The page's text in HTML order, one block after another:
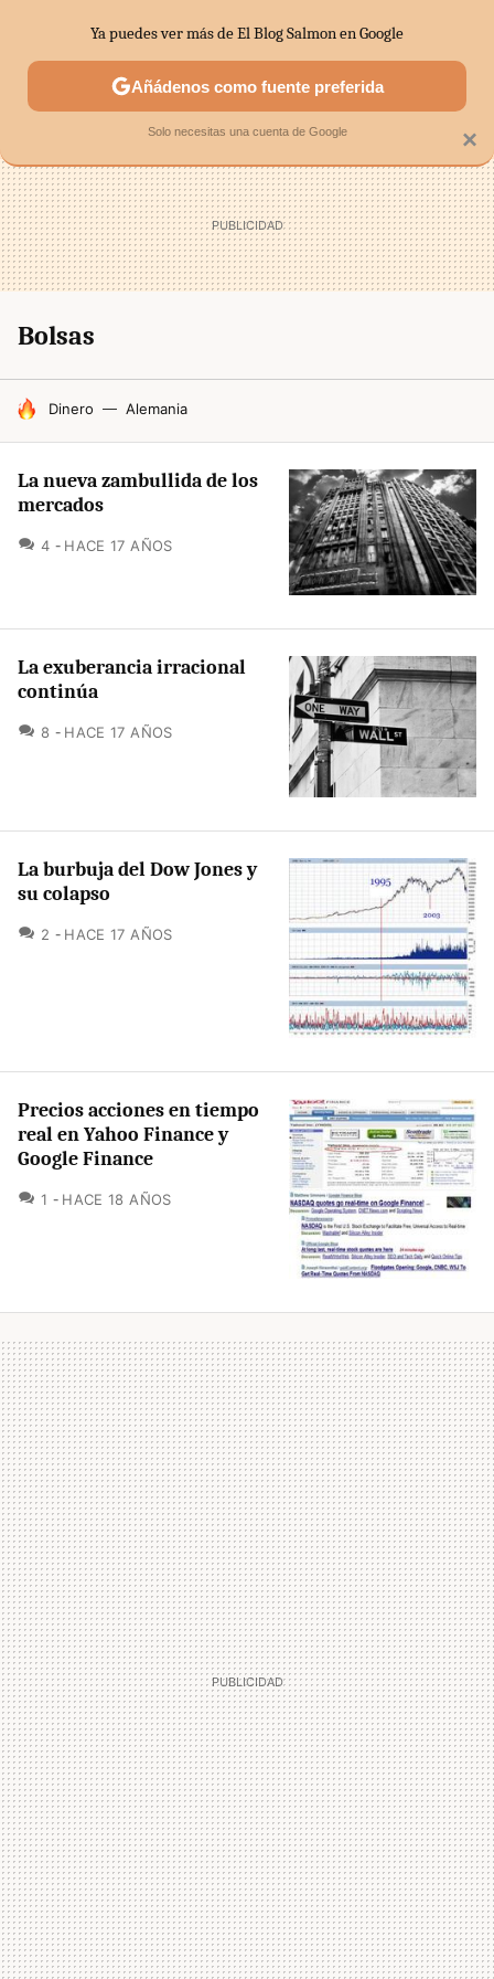
SECTORES ECONOMÍA DOMÉSTICA MERCADOS
Bolsas
HOY SE HABLA DE
Dinero Alemania
La nueva zambullida de los
mercados
4 COMENTARIOS
HACE 17 AÑOS
La exuberancia irracional
continúa
8 COMENTARIOS
HACE 17 AÑOS
La burbuja del Dow Jones y
su colapso
2 COMENTARIOS
HACE 17 AÑOS
Precios acciones en tiempo
real en Yahoo Finance y
Google Finance
1 COMENTARIOS
HACE 18 AÑOS
×
Ya puedes ver más de El Blog Salmon en Google
Añádenos como fuente preferida
Solo necesitas una cuenta de Google